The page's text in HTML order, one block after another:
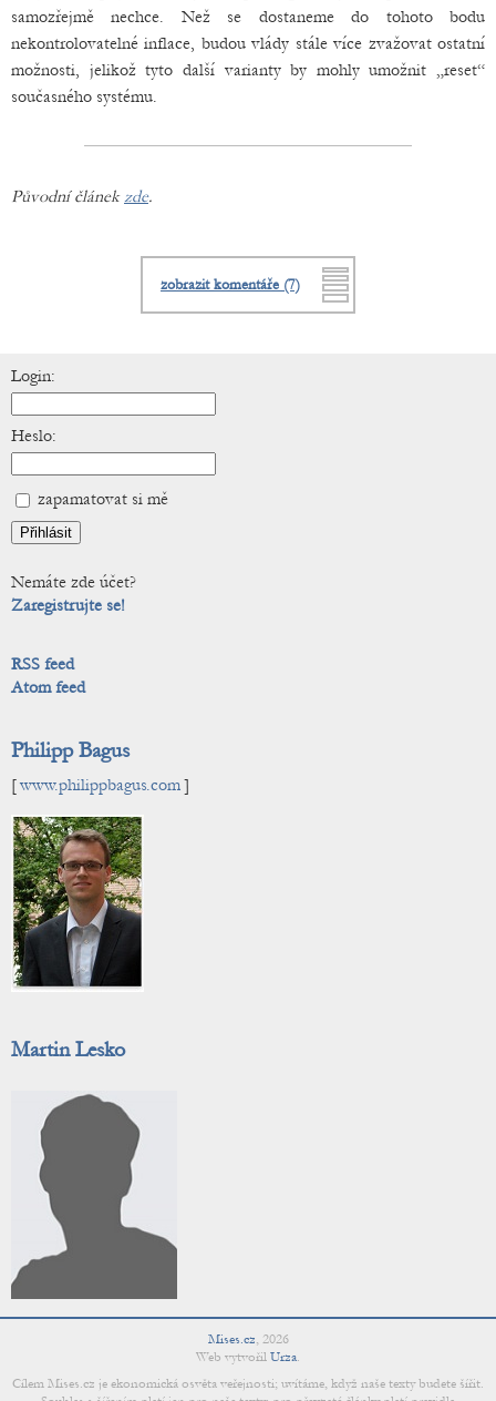
samozřejmě nechce. Než se dostaneme do tohoto bodu
nekontrolovatelné inflace, budou vlády stále více zvažovat ostatní
možnosti, jelikož tyto další varianty by mohly umožnit „reset“
současného systému.
Původní článekzde.
zobrazit komentáře (7)
Login:
Heslo:
zapamatovat si mě
Nemáte zde účet?
Zaregistrujte se!
RSS feed
Atom feed
Philipp Bagus
[www.philippbagus.com]
Martin Lesko
Mises.cz, 2026
Web vytvořil Urza.
Cílem Mises.cz je ekonomická osvěta veřejnosti; uvítáme, když naše texty budete šířit.